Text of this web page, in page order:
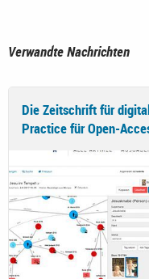
Verwandte Nachrichten
Die Zeitschrift für
Practice für Open-